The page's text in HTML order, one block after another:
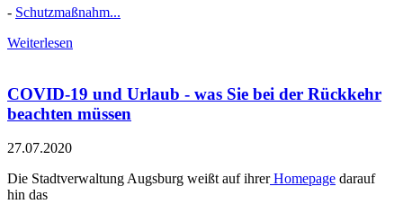
- Schutzmaßnahm...
Weiterlesen
COVID-19 und Urlaub - was Sie bei der Rückkehr
beachten müssen
27.07.2020
Die Stadtverwaltung Augsburg weißt auf ihrerHomepage darauf
hin das